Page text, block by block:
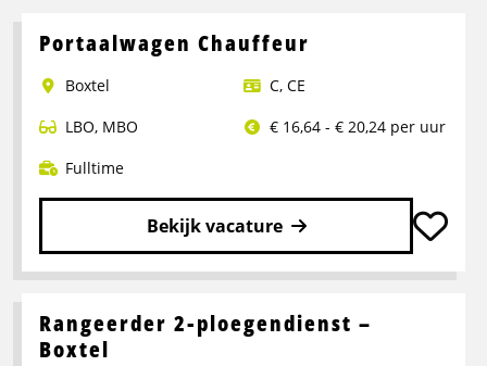
over
CE
Portaalwagen Chauffeur
Boxtel C, CE
LBO, MBO
€ 16,64 - € 20,24 per uur
Fulltime
Bekijk vacature
Lees
over
Portaalwagen
Rangeerder 2-ploegendienst –
Boxtel